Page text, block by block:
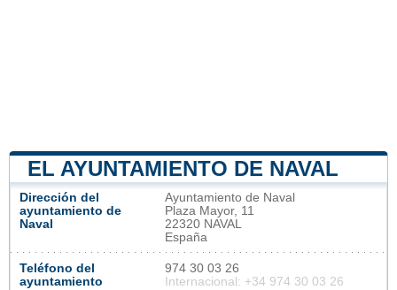
EL AYUNTAMIENTO DE NAVAL
Dirección del
ayuntamiento de
Naval
Ayuntamiento de Naval
Plaza Mayor, 11
22320 NAVAL
España
Teléfono del
ayuntamiento
974 30 03 26
Internacional: +34 974 30 03 26